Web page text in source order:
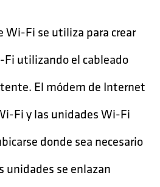
Wi-Fi se utiliza para crear
utilizando el cableado
El módem de Internet
Fi y las unidades Wi-Fi
donde sea necesario
unidades se enlazan